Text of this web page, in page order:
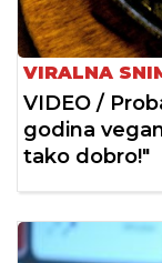
VIRALNA
VIDEO /
godina
tako dobro!"